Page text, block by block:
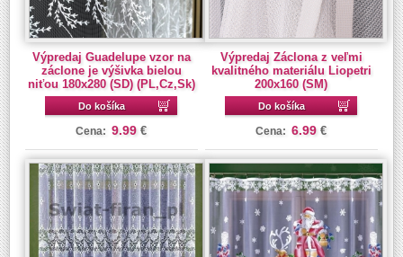
Výpredaj Guadelupe vzor na
záclone je výšivka bielou
niťou 180x280 (SD) (PL,Cz,Sk)
Do košíka
Cena: 9.99 €
Výpredaj Záclona z veľmi
kvalitného materiálu Liopetri
200x160 (SM)
Do košíka
Cena: 6.99 €